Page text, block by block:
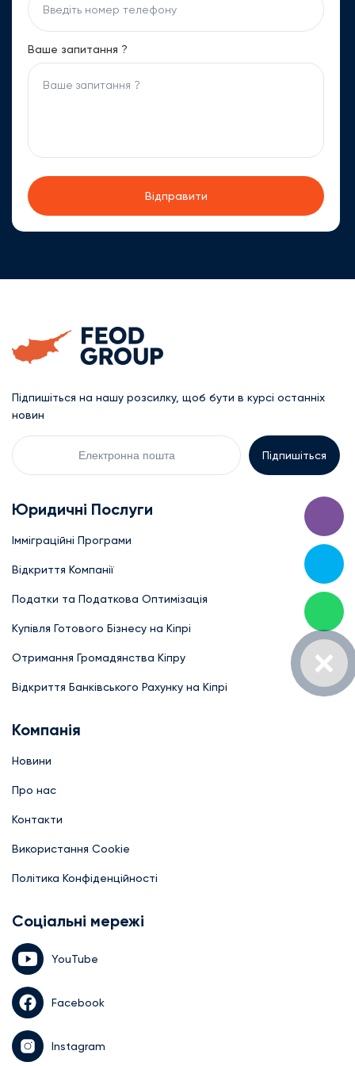
Ваше запитання ?
Підпишіться на нашу розсилку, щоб бути в курсі останніх
новин
Електронна
пошта
Юридичні Послуги
Імміграційні Програми
Відкриття Компанії
Податки та Податкова Оптимізація
Купівля Готового Бізнесу на Кіпрі
Отримання Громадянства Кіпру
Відкриття Банківського Рахунку на Кіпрі
Компанія
Новини
Про нас
Контакти
Використання Cookie
Політика Конфіденційності
Соціальні мережі
YouTube
Facebook
Instagram